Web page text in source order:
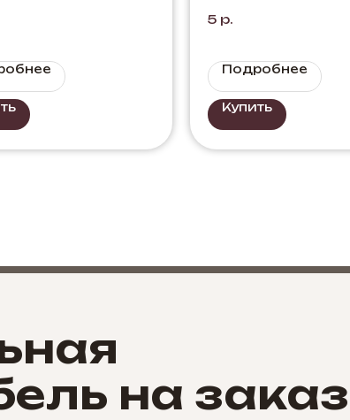
5 р.
Подробнее
Купить
на заказ